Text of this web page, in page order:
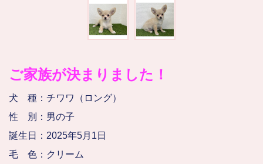
ご家族が決まりました！
犬 種：チワワ（ロング）
性 別：男の子
誕生日：2025年5月1日
毛 色：クリーム